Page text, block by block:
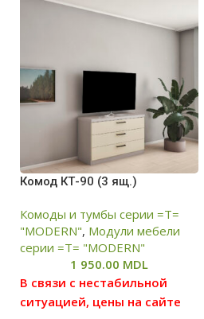
Комод КТ-90 (3 ящ.)
Комоды и тумбы серии =T=
"MODERN", Модули мебели
серии =Т= "MODERN"
1 950.00 MDL
В связи с нестабильной
ситуацией, цены на сайте